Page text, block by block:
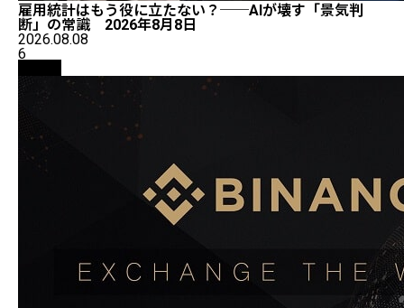
雇用統計はもう役に立たない？──AIが壊す「景気判
断」の常識 2026年8月8日
2026.08.08
6